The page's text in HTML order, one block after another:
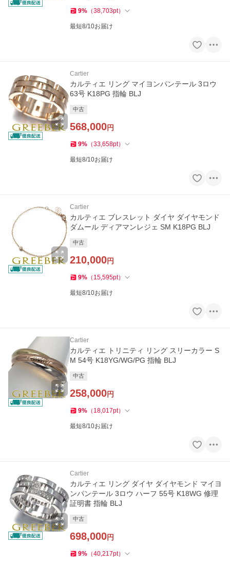
9% （38,703pt）
最短8/10お届け
Cartier
カルティエ リング マイヨンパンテール 3ロウ
63号 K18PG 指輪 BLJ
中古
568,000円
9% （33,658pt）
最短8/10お届け
Cartier
カルティエ ブレスレット ダイヤ ダイヤモンド
ダムール ディアマンレジェ SM K18PG BLJ
中古
210,000円
9% （ 15,595pt）
最短8/10お届け
Cartier
カルティエ トリニティ リング スリーカラー S
M 54号 K18YG/WG/PG 指輪 BLJ
中古
258,000円
9% （ 18,017pt）
最短8/10お届け
Cartier
カルティエ リング ダイヤ ダイヤモンド マイヨ
ンパンテール 3ロウ ハーフ 55号 K18WG 修理
証明書 指輪 BLJ
中古
698,000円
9% （40,217pt）